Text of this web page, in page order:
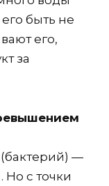
быть не
его,
за
(бактерий) —
Но с точки